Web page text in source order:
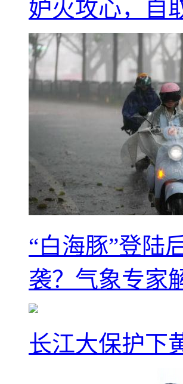
妒火攻心，自
“白海豚”登陆
袭？气象专家
长江大保护下